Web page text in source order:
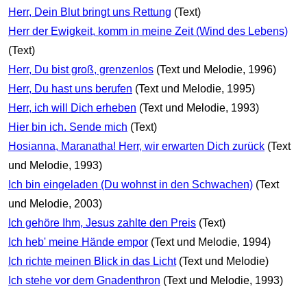
Herr, Dein Blut bringt uns Rettung (Text)
Herr der Ewigkeit, komm in meine Zeit (Wind des Lebens)
(Text)
Herr, Du bist groß, grenzenlos (Text und Melodie, 1996)
Herr, Du hast uns berufen (Text und Melodie, 1995)
Herr, ich will Dich erheben (Text und Melodie, 1993)
Hier bin ich. Sende mich (Text)
Hosianna, Maranatha! Herr, wir erwarten Dich zurück (Text
und Melodie, 1993)
Ich bin eingeladen (Du wohnst in den Schwachen) (Text
und Melodie, 2003)
Ich gehöre Ihm, Jesus zahlte den Preis (Text)
Ich heb' meine Hände empor (Text und Melodie, 1994)
Ich richte meinen Blick in das Licht (Text und Melodie)
Ich stehe vor dem Gnadenthron (Text und Melodie, 1993)